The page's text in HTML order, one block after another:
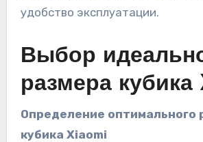
удобство эксплуатации.
Выбор
размера кубика
Определение оптимального
кубика Xiaomi